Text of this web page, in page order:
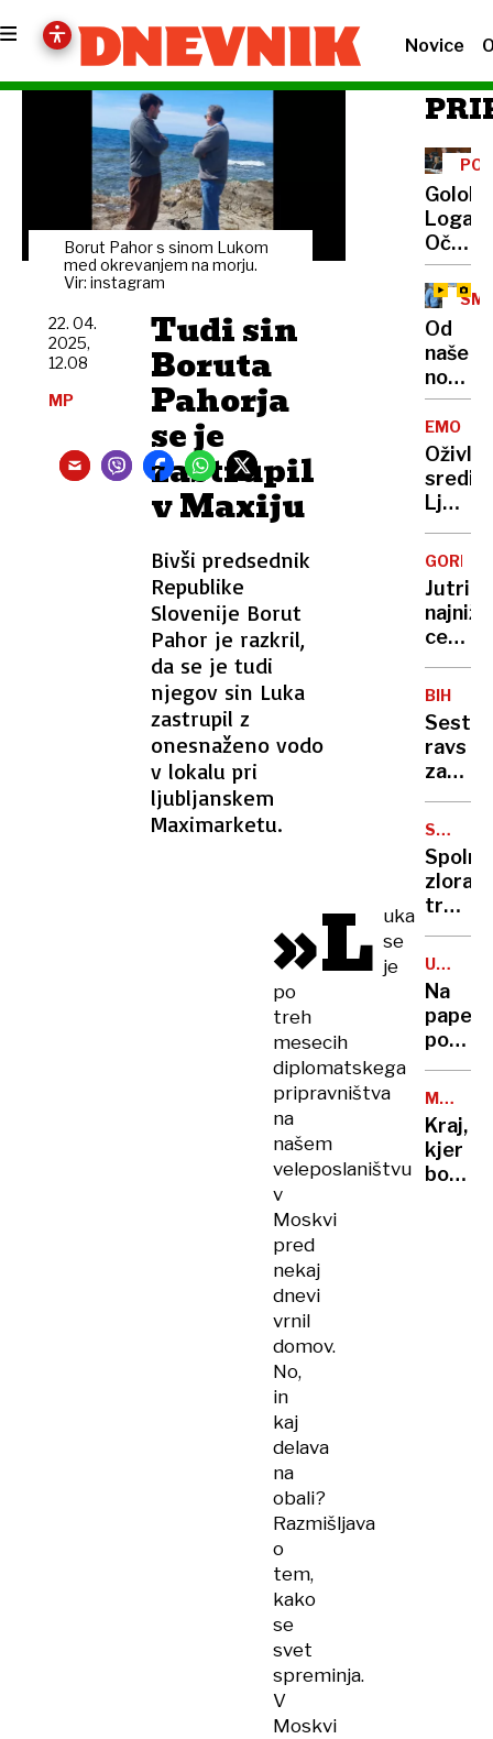
Novice
Borut Pahor s sinom Lukom
med okrevanjem na morju.
Vir: instagram
Tudi sin
Boruta
Pahorja
se je
zastrupil
v Maxiju
Bivši predsednik
Republike
Slovenije Borut
Pahor je razkril,
da se je tudi
njegov sin Luka
zastrupil z
onesnaženo vodo
v lokalu pri
ljubljanskem
Maximarketu.
22. 04.
2025,
12.08
MP
»L uka
se
je
po
treh
mesecih
diplomatskega
pripravništva
na
našem
veleposlaništvu
v
Moskvi
pred
nekaj
dnevi
vrnil
domov.
No,
in
kaj
delava
na
obali?
Razmišljava
o
tem,
kako
se
svet
spreminja.
V
Moskvi
Golob
Očitno
želite,
da
iz
javnih
še
naprej
vozijo
v
Od
naše
v
Rimu:
Verniki
so z
nami
in
čustva
Prihaja
hotel
GORIVO
Jutri
cena
goriva
po
letu
dni
BIH
ravs
zaradi
SPOLNO
NASILJE
Spolna
treh
otrok:
na
spet
ni
bilo
NA
Na
tudi
Donald
in
Trump,
Putina
MARIJA
SNEŽNA
Kraj,
kjer
bodo